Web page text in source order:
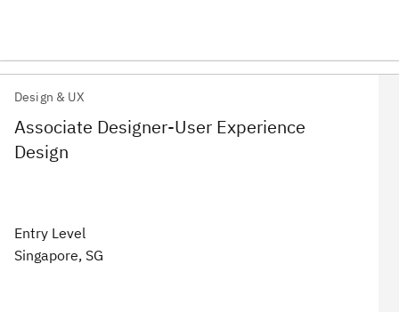
Design & UX
Associate Designer-User Experience
Design
Entry Level
Singapore, SG